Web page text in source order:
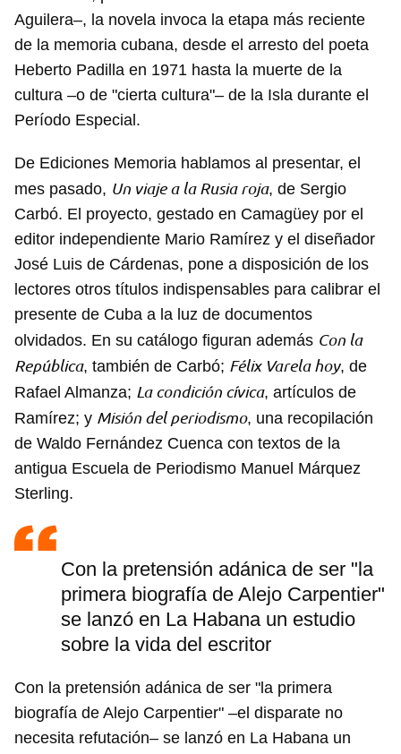
Aguilera–, la novela invoca la etapa más reciente
de la memoria cubana, desde el arresto del poeta
Heberto Padilla en 1971 hasta la muerte de la
cultura –o de "cierta cultura"– de la Isla durante el
Período Especial.
De Ediciones Memoria hablamos al presentar, el
mes pasado, Un viaje a la Rusia roja, de Sergio
Carbó. El proyecto, gestado en Camagüey por el
editor independiente Mario Ramírez y el diseñador
José Luis de Cárdenas, pone a disposición de los
lectores otros títulos indispensables para calibrar el
presente de Cuba a la luz de documentos
olvidados. En su catálogo figuran además Con la
República, también de Carbó; Félix Varela hoy, de
Rafael Almanza; La condición cívica, artículos de
Ramírez; y Misión del periodismo, una recopilación
de Waldo Fernández Cuenca con textos de la
antigua Escuela de Periodismo Manuel Márquez
Sterling.
Con la pretensión adánica de ser "la
primera biografía de Alejo Carpentier"
se lanzó en La Habana un estudio
sobre la vida del escritor
Con la pretensión adánica de ser "la primera
biografía de Alejo Carpentier" –el disparate no
necesita refutación– se lanzó en La Habana un